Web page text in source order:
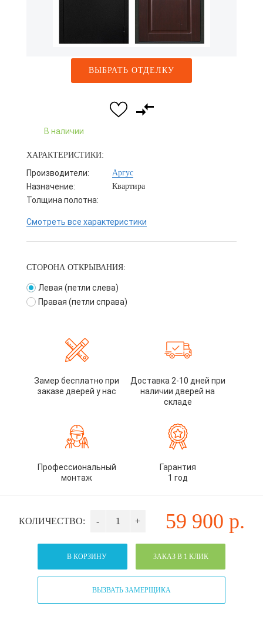
ВЫБРАТЬ ОТДЕЛКУ
В наличии
ХАРАКТЕРИСТИКИ:
Производители: Аргус
Назначение: Квартира
Толщина полотна:
Смотреть все характеристики
СТОРОНА ОТКРЫВАНИЯ:
Левая (петли слева)
Правая (петли справа)
Замер бесплатно при
заказе дверей у нас
Доставка 2-10 дней при
наличии дверей на
складе
Профессиональный
монтаж
Гарантия
1 год
КОЛИЧЕСТВО: - + 59 900 р.
В КОРЗИНУ ЗАКАЗ В 1 КЛИК
ВЫЗВАТЬ ЗАМЕРЩИКА